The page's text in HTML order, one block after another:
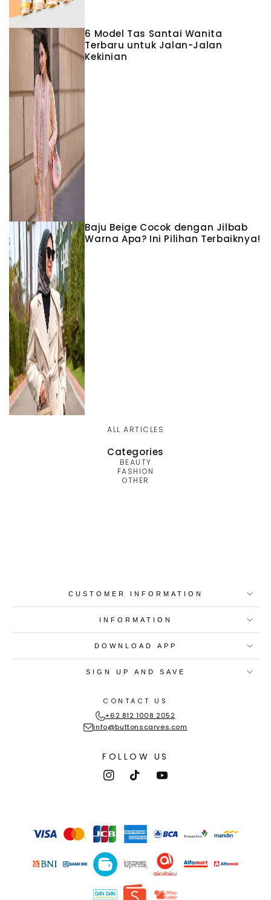
6 Model Tas Santai Wanita
Terbaru untuk Jalan-Jalan
Kekinian
Baju Beige Cocok dengan Jilbab
Warna Apa? Ini Pilihan Terbaiknya!
ALL ARTICLES
Categories
BEAUTY
FASHION
OTHER
CUSTOMER INFORMATION
INFORMATION
DOWNLOAD APP
SIGN UP AND SAVE
CONTACT US
+62 812 1008 2052
info@buttonscarves.com
FOLLOW US
InstagramTikTokYouTube
methods